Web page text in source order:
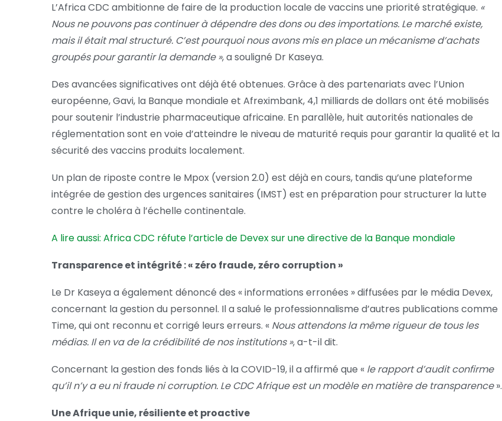
L’Africa CDC ambitionne de faire de la production locale de vaccins une priorité stratégique. «
Nous ne pouvons pas continuer à dépendre des dons ou des importations. Le marché existe,
mais il était mal structuré. C’est pourquoi nous avons mis en place un mécanisme d’achats
groupés pour garantir la demande », a souligné Dr Kaseya.
Des avancées significatives ont déjà été obtenues. Grâce à des partenariats avec l’Union
européenne, Gavi, la Banque mondiale et Afreximbank, 4,1 milliards de dollars ont été mobilisés
pour soutenir l’industrie pharmaceutique africaine. En parallèle, huit autorités nationales de
réglementation sont en voie d’atteindre le niveau de maturité requis pour garantir la qualité et la
sécurité des vaccins produits localement.
Un plan de riposte contre le Mpox (version 2.0) est déjà en cours, tandis qu’une plateforme
intégrée de gestion des urgences sanitaires (IMST) est en préparation pour structurer la lutte
contre le choléra à l’échelle continentale.
A lire aussi: Africa CDC réfute l’article de Devex sur une directive de la Banque mondiale
Transparence et intégrité : « zéro fraude, zéro corruption »
Le Dr Kaseya a également dénoncé des « informations erronées » diffusées par le média Devex,
concernant la gestion du personnel. Il a salué le professionnalisme d’autres publications comme
Time, qui ont reconnu et corrigé leurs erreurs. « Nous attendons la même rigueur de tous les
médias. Il en va de la crédibilité de nos institutions », a-t-il dit.
Concernant la gestion des fonds liés à la COVID-19, il a affirmé que « le rapport d’audit confirme
qu’il n’y a eu ni fraude ni corruption. Le CDC Afrique est un modèle en matière de transparence».
Une Afrique unie, résiliente et proactive